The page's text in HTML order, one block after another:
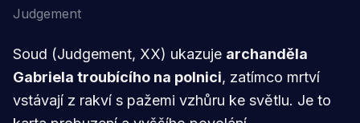
Judgement
Soud (Judgement, XX) ukazuje archanděla
Gabriela troubícího na polnici, zatímco mrtví
vstávají z rakví s pažemi vzhůru ke světlu. Je to